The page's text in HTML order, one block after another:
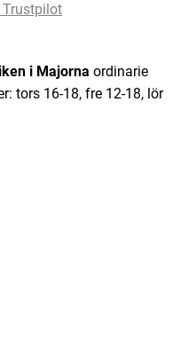
i Majorna ordinarie
tors 16-18, fre 12-18, lör